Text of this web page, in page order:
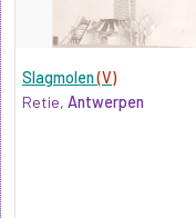
Slagmolen(V)
Retie, Antwerpen